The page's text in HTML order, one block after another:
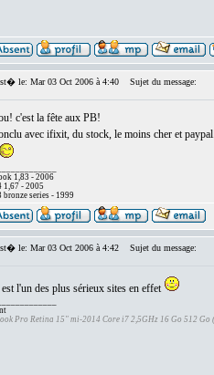
le: Mar 03 Oct 2006 à 4:40 Sujet du message:
c'est la fête aux PB!
avec ifixit, du stock, le moins cher et
1,83 - 2006
1,67 - 2005
bronze series - 1999
le: Mar 03 Oct 2006 à 4:42 Sujet du message:
l'un des plus sérieux sites en effet
Pro Retina 15" mi-2014 Core i7 2,5GHz 16 Go 512 Go